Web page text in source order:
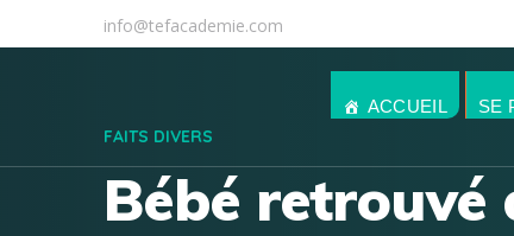
info@tefacademie.com
ACCUEIL SE
FAITS DIVERS
Bébé